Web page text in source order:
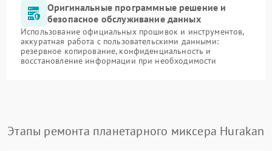
Оригинальные программные решение и
безопасное обслуживание данных
Использование официальных прошивок и инструментов,
аккуратная работа с пользовательскими данными:
резервное копирование, конфиденциальность и
восстановление информации при необходимости
Этапы ремонта планетарного миксера Hurakan